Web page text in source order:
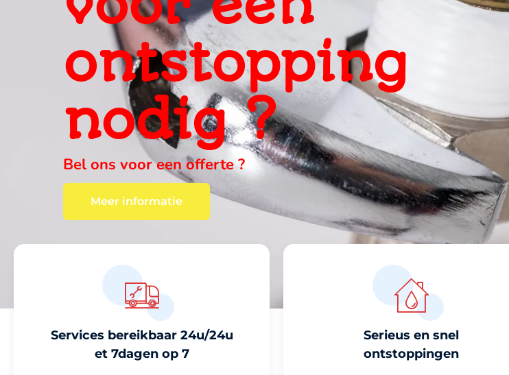
ervaring, snel
ter plaats
wij vinden altijd een oplossing , correcte prijzen vanaf 119 euro
Services bereikbaar 24u/24u
et 7dagen op 7
Serieus en snel
ontstoppingen